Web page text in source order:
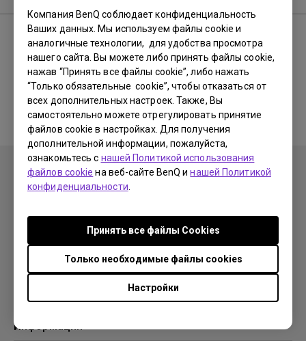
Компания BenQ соблюдает конфиденциальность
Ваших данных. Мы используем файлы cookie и
аналогичные технологии, для удобства просмотра
нашего сайта. Вы можете либо принять файлы cookie,
нажав “Принять все файлы cookie”, либо нажать
“Только обязательные cookie”, чтобы отказаться от
всех дополнительных настроек. Также, Вы
самостоятельно можете отрегулировать принятие
файлов cookie в настройках. Для получения
дополнительной информации, пожалуйста,
ознакомьтесь с нашей Политикой использования
файлов cookie на веб-сайте BenQ инашей Политикой
конфиденциальности
Настройки
Только необходимые файлы cookies
Принять все файлы Сookies
Соответствующее
руководство отсутствует
Продукция
Мониторы
Решения
Поддержка
Ресурсы
Информация